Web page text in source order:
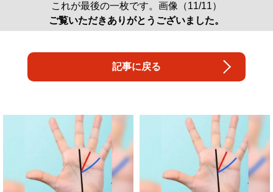
これが最後の一枚です。画像（11/11）
ご覧いただきありがとうございました。
記事に戻る